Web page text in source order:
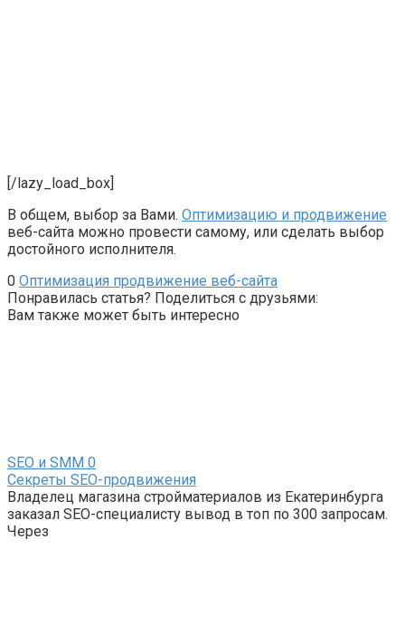
[/lazy_load_box]
В общем, выбор за Вами. Оптимизацию и продвижение
веб-сайта можно провести самому, или сделать выбор
достойного исполнителя.
0 Оптимизация продвижение веб-сайта
Понравилась статья? Поделиться с друзьями:
Вам также может быть интересно
SEO и SMM 0
Секреты SEO-продвижения
Владелец магазина стройматериалов из Екатеринбурга
заказал SEO-специалисту вывод в топ по 300 запросам.
Через